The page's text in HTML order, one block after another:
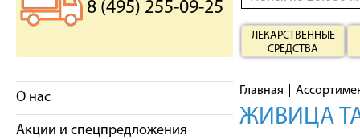
8 (495) 255-09-25
ЛЕКАРСТВЕННЫЕ
СРЕДСТВА
О нас
Акции и спецпредложения
Главная
ЖИВИЦА